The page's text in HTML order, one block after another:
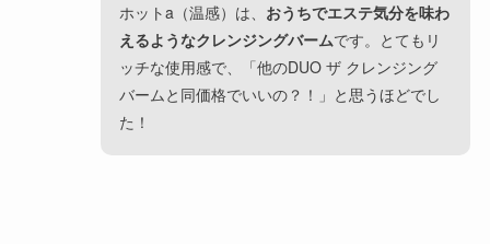
ホットa（温感）は、 おうちでエステ気分を味わ
えるようなクレンジングバームです。とてもリ
ッチな使用感で、「他のDUO ザ クレンジング
バームと同価格でいいの？！」と思うほどでし
た！